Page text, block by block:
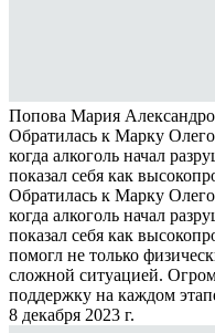
Попова Мария
Обратилась к Марку
когда алкоголь начал
показал себя как
Обратилась к Марку
когда алкоголь начал
показал себя как
помогл не только
сложной ситуацией.
поддержку на каждом
8 декабря 2023 г.